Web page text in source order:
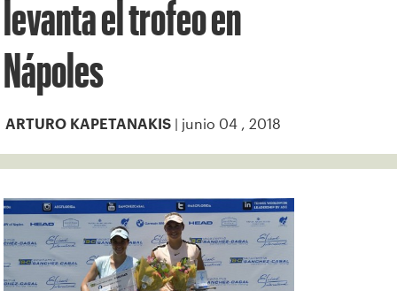
levanta el trofeo en
Nápoles
ARTURO KAPETANAKIS | junio 04 , 2018